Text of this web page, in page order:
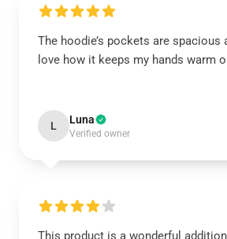
The hoodie’s pockets are spacious
love how it keeps my hands warm
L Luna
Verified owner
This product is a wonderful